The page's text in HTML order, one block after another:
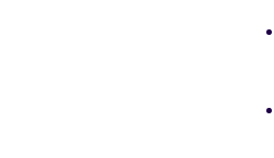
Free2move Rent - AFP